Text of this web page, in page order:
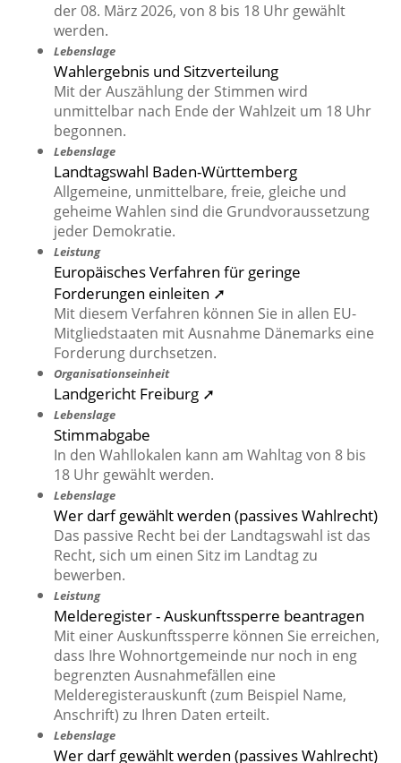
der 08. März 2026, von 8 bis 18 Uhr gewählt
werden.
Lebenslage
Wahlergebnis und Sitzverteilung
Mit der Auszählung der Stimmen wird
unmittelbar nach Ende der Wahlzeit um 18 Uhr
begonnen.
Lebenslage
Landtagswahl Baden-Württemberg
Allgemeine, unmittelbare, freie, gleiche und
geheime Wahlen sind die Grundvoraussetzung
jeder Demokratie.
Leistung
Europäisches Verfahren für geringe
Forderungen einleiten ➚
Mit diesem Verfahren können Sie in allen EU-
Mitgliedstaaten mit Ausnahme Dänemarks eine
Forderung durchsetzen.
Organisationseinheit
Landgericht Freiburg ➚
Lebenslage
Stimmabgabe
In den Wahllokalen kann am Wahltag von 8 bis
18 Uhr gewählt werden.
Lebenslage
Wer darf gewählt werden (passives Wahlrecht)
Das passive Recht bei der Landtagswahl ist das
Recht, sich um einen Sitz im Landtag zu
bewerben.
Leistung
Melderegister - Auskunftssperre beantragen
Mit einer Auskunftssperre können Sie erreichen,
dass Ihre Wohnortgemeinde nur noch in eng
begrenzten Ausnahmefällen eine
Melderegisterauskunft (zum Beispiel Name,
Anschrift) zu Ihren Daten erteilt.
Lebenslage
Wer darf gewählt werden (passives Wahlrecht)